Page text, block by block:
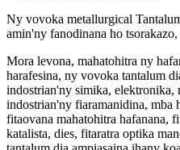
Ny vovoka metallurgical
amin'ny fanodinana ho
Mora levona, mahatohitra ny
harafesina, ny vovoka tantalum
indostrian'ny simika, elektronika,
indostrian'ny fiaramanidina, mba
fitaovana mahatohitra hafanana,
katalista, dies, fitaratra optika